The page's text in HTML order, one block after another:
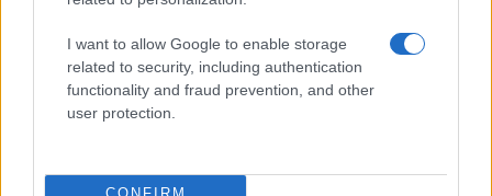
I want to allow Google to enable storage
related to security, including authentication
functionality and fraud prevention, and other
user protection.